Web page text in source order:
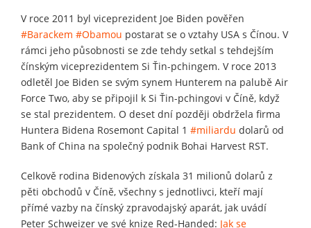
V roce 2011 byl viceprezident Joe Biden pověřen
#Barackem #Obamou postarat se o vztahy USA s Čínou. V
rámci jeho působnosti se zde tehdy setkal s tehdejším
čínským viceprezidentem Si Ťin-pchingem. V roce 2013
odletěl Joe Biden se svým synem Hunterem na palubě Air
Force Two, aby se připojil k Si Ťin-pchingovi v Číně, když
se stal prezidentem. O deset dní později obdržela firma
Huntera Bidena Rosemont Capital 1 #miliardu dolarů od
Bank of China na společný podnik Bohai Harvest RST.
Celkově rodina Bidenových získala 31 milionů dolarů z
pěti obchodů v Číně, všechny s jednotlivci, kteří mají
přímé vazby na čínský zpravodajský aparát, jak uvádí
Peter Schweizer ve své knize Red-Handed: Jak se